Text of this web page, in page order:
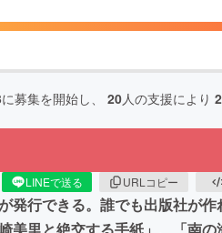
に募集を開始し、 20人の支援により
LINEで送る URLコピー
発行できる。誰でも出版社が